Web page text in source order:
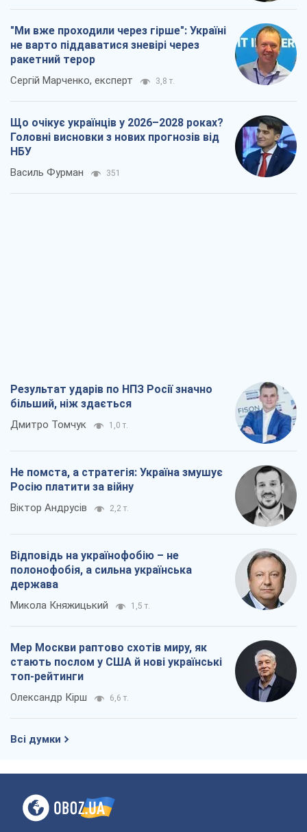
"Ми вже проходили через гірше": Україні
не варто піддаватися зневірі через
ракетний терор
Сергій Марченко, експерт 3,8 т.
Що очікує українців у 2026–2028 роках?
Головні висновки з нових прогнозів від
НБУ
Василь Фурман 351
Результат ударів по НПЗ Росії значно
більший, ніж здається
Дмитро Томчук 1,0 т.
Не помста, а стратегія: Україна змушує
Росію платити за війну
Віктор Андрусів 2,2 т.
Відповідь на українофобію – не
полонофобія, а сильна українська
держава
Микола Княжицький 1,5 т.
Мер Москви раптово схотів миру, як
стають послом у США й нові українські
топ-рейтинги
Олександр Кірш 6,6 т.
Всі думки